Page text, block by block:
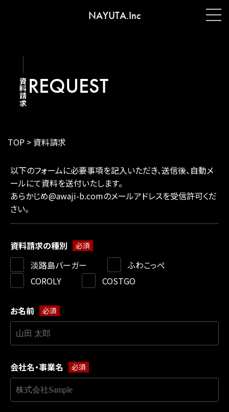
NAYUTA.Inc
資料請求REQUEST
TOP > 資料請求
以下のフォームに必要事項を記入いただき、送信後、自動メ
ールにて資料を送付いたします。
あらかじめ@awaji-b.comのメールアドレスを受信許可くだ
さい。
資料請求の種別
淡路島バーガー
ふわこっぺ
COROLY
COSTGO
お名前
会社名・事業名